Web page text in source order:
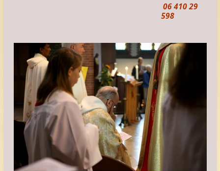
06 410 29
598